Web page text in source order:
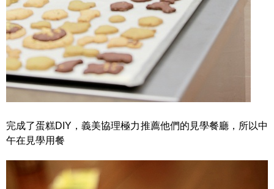
完成了蛋糕DIY，義美協理極力推薦他們的見學餐廳，所以中
午在見學用餐